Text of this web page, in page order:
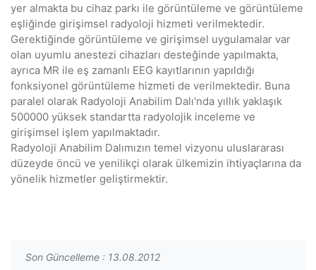
yer almakta bu cihaz parkı ile görüntüleme ve görüntüleme
eşliğinde girişimsel radyoloji hizmeti verilmektedir.
Gerektiğinde görüntüleme ve girişimsel uygulamalar var
olan uyumlu anestezi cihazları desteğinde yapılmakta,
ayrıca MR ile eş zamanlı EEG kayıtlarının yapıldığı
fonksiyonel görüntüleme hizmeti de verilmektedir. Buna
paralel olarak Radyoloji Anabilim Dalı'nda yıllık yaklaşık
500000 yüksek standartta radyolojik inceleme ve
girişimsel işlem yapılmaktadır.
Radyoloji Anabilim Dalımızın temel vizyonu uluslararası
düzeyde öncü ve yenilikçi olarak ülkemizin ihtiyaçlarına da
yönelik hizmetler geliştirmektir.
Son Güncelleme : 13.08.2012